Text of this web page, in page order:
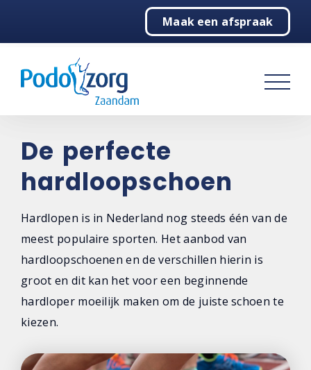
Maak een afspraak
Pijnlijke voeten
Behandelingen
Over ons
Contact
De perfecte
hardloopschoen
Hardlopen is in Nederland nog steeds één van de
meest populaire sporten. Het aanbod van
hardloopschoenen en de verschillen hierin is
groot en dit kan het voor een beginnende
hardloper moeilijk maken om de juiste schoen te
kiezen.